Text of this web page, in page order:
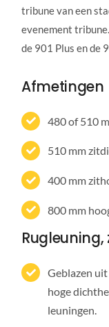
tribune van een
evenement
de 901 Plus en de
Afmetingen
480 of 510
510 mm
400 mm
800 mm
Geblazen
hoge
leuningen.